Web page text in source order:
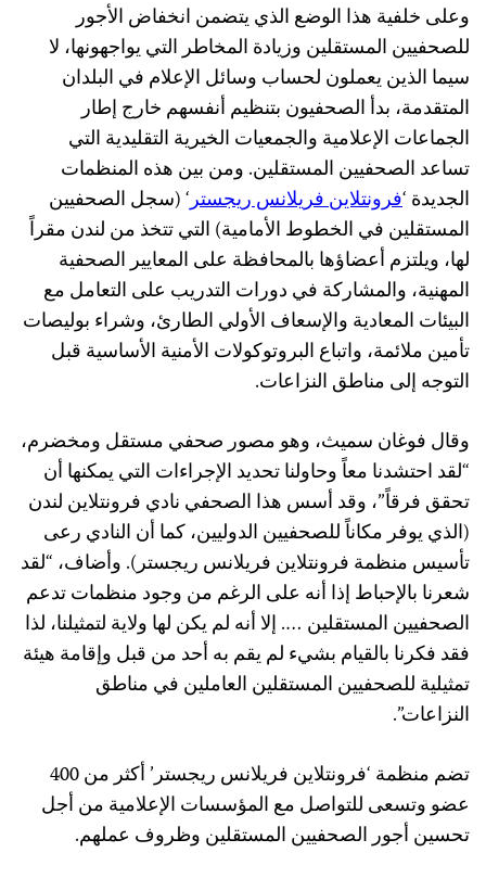
وعلى خلفية هذا الوضع الذي يتضمن انخفاض الأجور
للصحفيين المستقلين وزيادة المخاطر التي يواجهونها، لا
سيما الذين يعملون لحساب وسائل الإعلام في البلدان
المتقدمة، بدأ الصحفيون بتنظيم أنفسهم خارج إطار
الجماعات الإعلامية والجمعيات الخيرية التقليدية التي
تساعد الصحفيين المستقلين. ومن بين هذه المنظمات
الجديدة ‘فرونتلاين فريلانس ريجستر‘ (سجل الصحفيين
المستقلين في الخطوط الأمامية) التي تتخذ من لندن مقراً
لها، ويلتزم أعضاؤها بالمحافظة على المعايير الصحفية
المهنية، والمشاركة في دورات التدريب على التعامل مع
البيئات المعادية والإسعاف الأولي الطارئ، وشراء بوليصات
تأمين ملائمة، واتباع البروتوكولات الأمنية الأساسية قبل
التوجه إلى مناطق النزاعات.
وقال فوغان سميث، وهو مصور صحفي مستقل ومخضرم،
“لقد احتشدنا معاً وحاولنا تحديد الإجراءات التي يمكنها أن
تحقق فرقاً”، وقد أسس هذا الصحفي نادي فرونتلاين لندن
(الذي يوفر مكاناً للصحفيين الدوليين، كما أن النادي رعى
تأسيس منظمة فرونتلاين فريلانس ريجستر). وأضاف، “لقد
شعرنا بالإحباط إذا أنه على الرغم من وجود منظمات تدعم
الصحفيين المستقلين …. إلا أنه لم يكن لها ولاية لتمثيلنا، لذا
فقد فكرنا بالقيام بشيء لم يقم به أحد من قبل وإقامة هيئة
تمثيلية للصحفيين المستقلين العاملين في مناطق
النزاعات”.
تضم منظمة ‘فرونتلاين فريلانس ريجستر’ أكثر من 400
عضو وتسعى للتواصل مع المؤسسات الإعلامية من أجل
تحسين أجور الصحفيين المستقلين وظروف عملهم.